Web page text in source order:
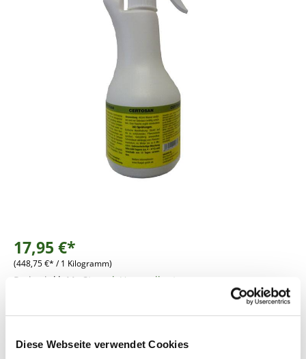
Diese Webseite verwendet Cookies
17,95 €*
(448,75 €* / 1 Kilogramm)
Preise inkl. MwSt. zzgl. Versandkosten
Produkt Anzahl: Gib den gewünschten
In den Warenkorb